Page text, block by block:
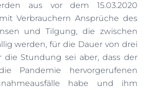
aus vor dem 15.03.2020
Verbrauchern Ansprüche des
und Tilgung, die zwischen
werden, für die Dauer von drei
die Stundung sei aber, dass der
Pandemie hervorgerufenen
habe und ihm